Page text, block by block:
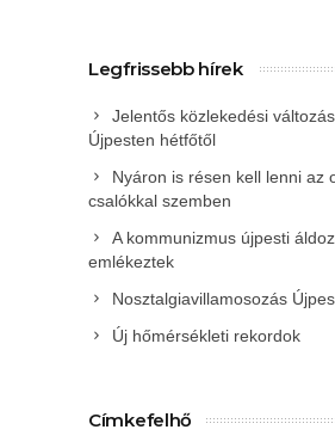
Legfrissebb hírek
Jelentős közlekedési
Újpesten hétfőtől
Nyáron is résen kell lenni az
csalókkal szemben
A kommunizmus újpesti
emlékeztek
Nosztalgiavillamosozás
Új hőmérsékleti rekordok
Címkefelhő